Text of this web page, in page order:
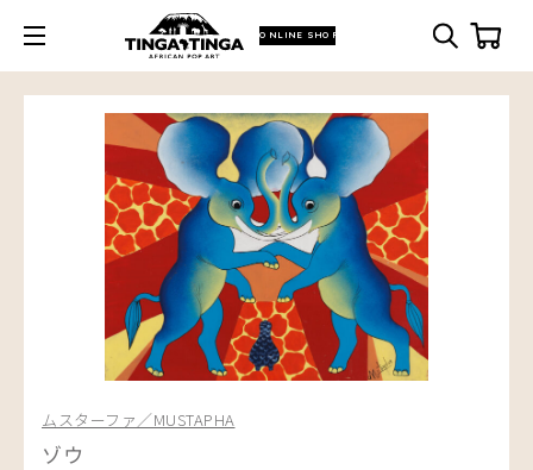
ONLINE SHOP
ムスターファ／MUSTAPHA
ゾウ